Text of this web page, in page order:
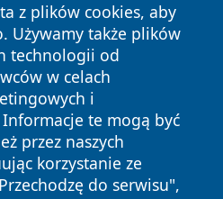
z plików cookies, aby
Używamy także plików
technologii od
w celach
i
Informacje te mogą być
przez naszych
korzystanie ze
do serwisu",
Wszystkie prawa zastrzeżone.
Polityka
Cookies